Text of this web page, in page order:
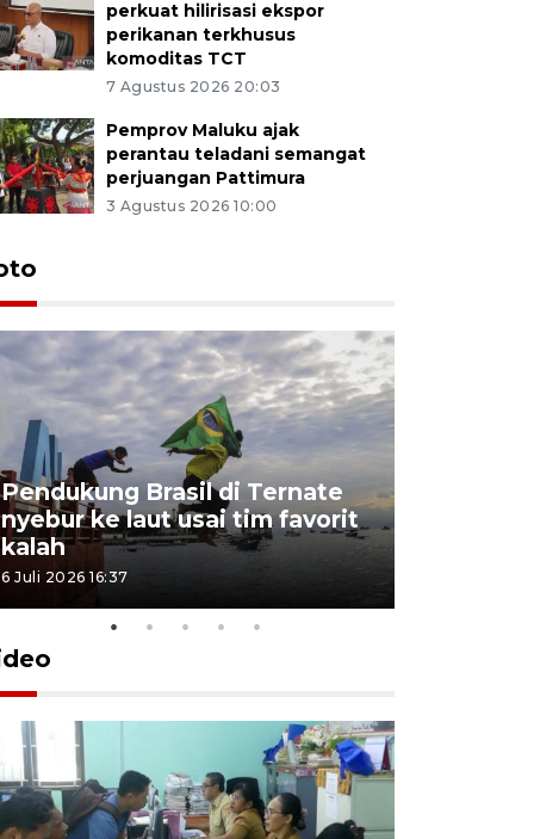
perkuat hilirisasi ekspor
perikanan terkhusus
komoditas TCT
7 Agustus 2026 20:03
Pemprov Maluku ajak
perantau teladani semangat
perjuangan Pattimura
3 Agustus 2026 10:00
Pendukung Brasil di Ternate
nyebur ke laut usai tim favorit
kalah
6 Juli 2026 16:37